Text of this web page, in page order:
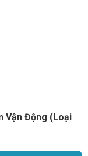
Vận Động (Loại